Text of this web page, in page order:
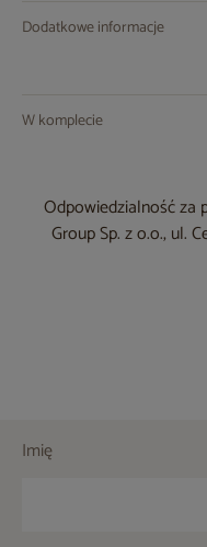
Dodatkowe informacje
W komplecie
Odpowiedzialność za
Group Sp. z o.o., ul.
Imię